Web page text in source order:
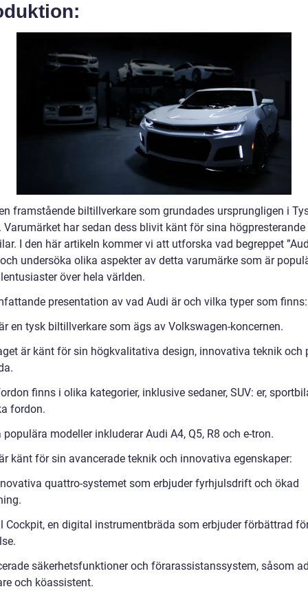
framstående biltillverkare som grundades ursprungligen i
Varumärket har sedan dess blivit känt för sina högpresterande
I den här artikeln kommer vi att utforska vad begreppet
undersöka olika aspekter av detta varumärke som är
över hela världen.
presentation av vad Audi är och vilka typer som finns:
en tysk biltillverkare som ägs av Volkswagen-koncernen.
är känt för sin högkvalitativa design, innovativa teknik och
finns i olika kategorier, inklusive sedaner, SUV: er,
fordon.
modeller inkluderar Audi A4, Q5, R8 och e-tron.
känt för sin avancerade teknik och innovativa egenskaper:
quattro-systemet som erbjuder fyrhjulsdrift och ökad
Cockpit, en digital instrumentbräda som erbjuder förbättrad
säkerhetsfunktioner och förarassistanssystem, såsom
och köassistent.